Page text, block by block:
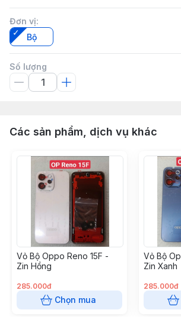
Đơn vị:
Bộ
Số lượng
Các sản phẩm, dịch vụ khác
Vỏ Bộ Oppo Reno 15F -
Zin Hồng
285.000đ
Chọn mua
Vỏ Bộ
Zin Xanh
285.000đ